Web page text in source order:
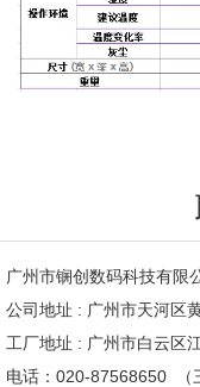
广州市锎创数码科技有限
公司地址 : 广州市天河区
工厂地址 : 广州市白云区
电话：020-87568650 （